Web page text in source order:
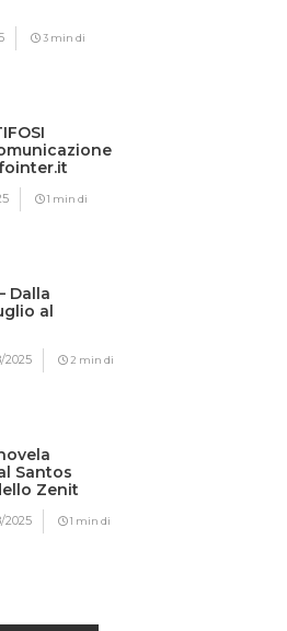
3 min di
1 min di
Dalla
al
2025 2 min di
Santos
Zenit
2025 1 min di